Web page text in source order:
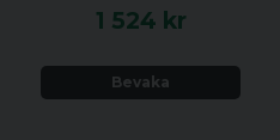
1 524 kr
Bevaka